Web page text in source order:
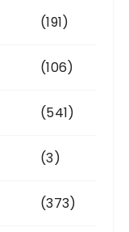
(191)
(106)
(541)
(3)
(373)